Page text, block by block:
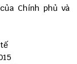
Chính phủ và